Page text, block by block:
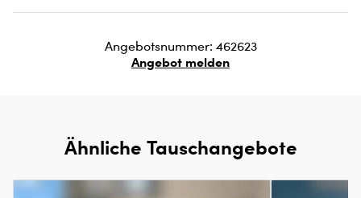
Angebotsnummer: 462623
Angebot melden
Ähnliche Tauschangebote